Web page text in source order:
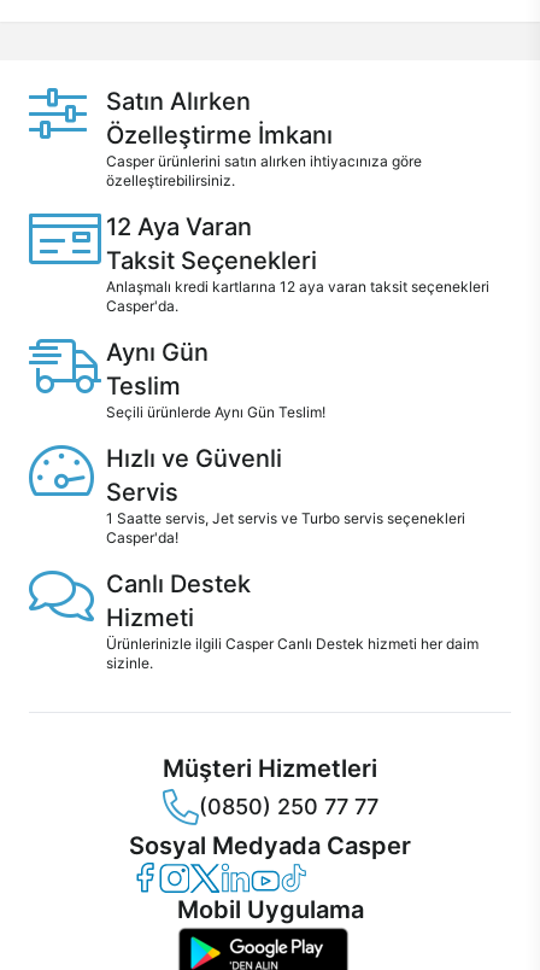
Satın Alırken
Özelleştirme İmkanı
Casper ürünlerini satın alırken ihtiyacınıza göre
özelleştirebilirsiniz.
12 Aya Varan
Taksit Seçenekleri
Anlaşmalı kredi kartlarına 12 aya varan taksit seçenekleri
Casper'da.
Aynı Gün
Teslim
Seçili ürünlerde Aynı Gün Teslim!
Hızlı ve Güvenli
Servis
1 Saatte servis, Jet servis ve Turbo servis seçenekleri
Casper'da!
Canlı Destek
Hizmeti
Ürünlerinizle ilgili Casper Canlı Destek hizmeti her daim
sizinle.
Müşteri Hizmetleri
(0850) 250 77 77
Sosyal Medyada Casper
Casper Facebook
Casper Instagram
Casper Twitter
Casper LinkedIn
Casper YouTube
Casper TikTok
Mobil Uygulama